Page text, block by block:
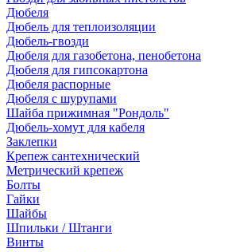
Дюбеля
Дюбель для теплоизоляции
Дюбель-гвозди
Дюбеля для газобетона, пенобетона
Дюбеля для гипсокартона
Дюбеля распорные
Дюбеля с шурупами
Шайба прижимная "Рондоль"
Дюбель-хомут для кабеля
Заклепки
Крепеж сантехнический
Метрический крепеж
Болты
Гайки
Шайбы
Шпильки / Штанги
Винты